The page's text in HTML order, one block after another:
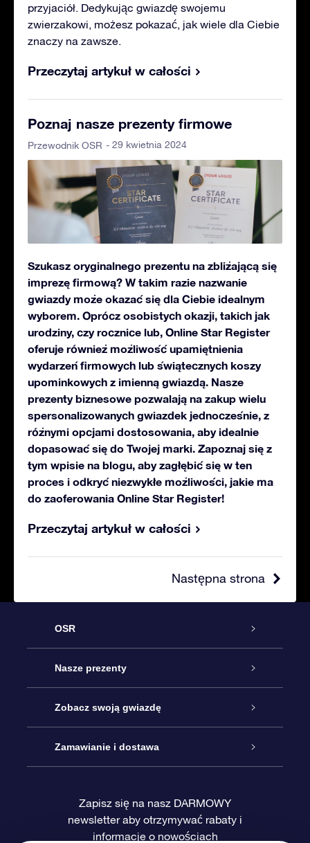
przyjaciół. Dedykując gwiazdę swojemu
zwierzakowi, możesz pokazać, jak wiele dla Ciebie
znaczy na zawsze.
Przeczytaj artykuł w całości
Poznaj nasze prezenty firmowe
Przewodnik OSR - 29 kwietnia 2024
Szukasz oryginalnego prezentu na zbliżającą się
imprezę firmową? W takim razie nazwanie
gwiazdy może okazać się dla Ciebie idealnym
wyborem. Oprócz osobistych okazji, takich jak
urodziny, czy rocznice lub, Online Star Register
oferuje również możliwość upamiętnienia
wydarzeń firmowych lub świątecznych koszy
upominkowych z imienną gwiazdą. Nasze
prezenty biznesowe pozwalają na zakup wielu
spersonalizowanych gwiazdek jednocześnie, z
różnymi opcjami dostosowania, aby idealnie
dopasować się do Twojej marki. Zapoznaj się z
tym wpisie na blogu, aby zagłębić się w ten
proces i odkryć niezwykłe możliwości, jakie ma
do zaoferowania Online Star Register!
Przeczytaj artykuł w całości
Następna strona
OSR
Obsługa
Kontakt
Blog
Recenzje
Nasze prezenty
Podarunek Gwiazda Online
Pakiet Podarunkowy OSR
Karta podarunkowa OSR
Zobacz swoją gwiazdę
Rejestr Gwiazd
Sprsonalizowana Strona Gwiazdy
Zamawianie i dostawa
Metody płatności
Zapisz się na nasz DARMOWY
newsletter aby otrzymywać rabaty i
informacje o nowościach